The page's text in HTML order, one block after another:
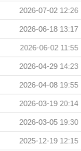
2026-07-02 12:26
2026-06-18 13:17
2026-06-02 11:55
2026-04-29 14:23
2026-04-08 19:55
2026-03-19 20:14
2026-03-05 19:30
2025-12-19 12:15